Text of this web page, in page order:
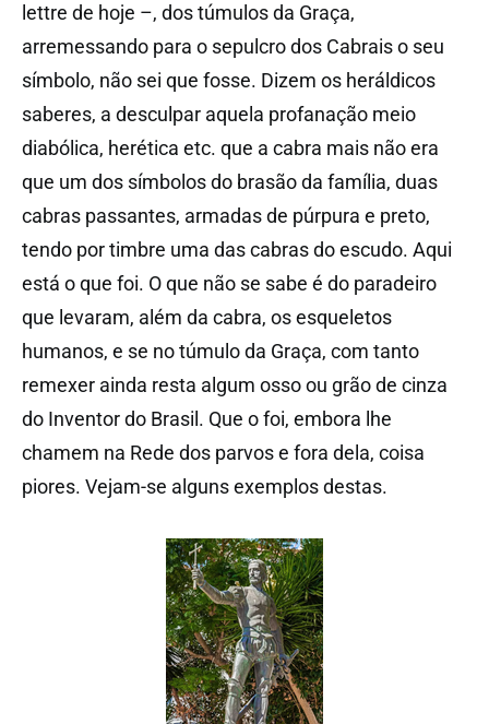
lettre de hoje –, dos túmulos da Graça,
arremessando para o sepulcro dos Cabrais o seu
símbolo, não sei que fosse. Dizem os heráldicos
saberes, a desculpar aquela profanação meio
diabólica, herética etc. que a cabra mais não era
que um dos símbolos do brasão da família, duas
cabras passantes, armadas de púrpura e preto,
tendo por timbre uma das cabras do escudo. Aqui
está o que foi. O que não se sabe é do paradeiro
que levaram, além da cabra, os esqueletos
humanos, e se no túmulo da Graça, com tanto
remexer ainda resta algum osso ou grão de cinza
do Inventor do Brasil. Que o foi, embora lhe
chamem na Rede dos parvos e fora dela, coisa
piores. Vejam-se alguns exemplos destas.